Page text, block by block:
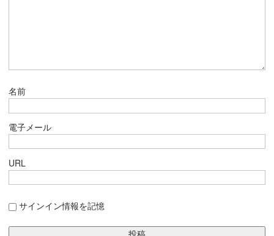
名前
電子メール
URL
サインイン情報を記憶